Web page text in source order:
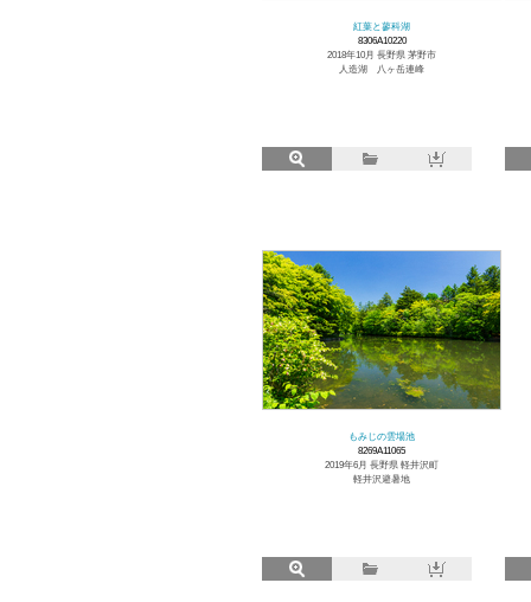
紅葉と蓼科湖
8306A10220
2018年10月 長野県 茅野市
人造湖 八ヶ岳連峰
もみじの雲場池
8269A11065
2019年6月 長野県 軽井沢町
軽井沢避暑地